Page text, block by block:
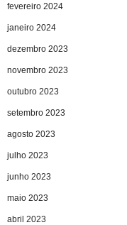
fevereiro 2024
janeiro 2024
dezembro 2023
novembro 2023
outubro 2023
setembro 2023
agosto 2023
julho 2023
junho 2023
maio 2023
abril 2023